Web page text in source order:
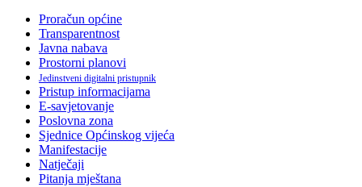
Proračun općine
Transparentnost
Javna nabava
Prostorni planovi
Jedinstveni digitalni pristupnik
Pristup informacijama
E-savjetovanje
Poslovna zona
Sjednice Općinskog vijeća
Manifestacije
Natječaji
Pitanja mještana